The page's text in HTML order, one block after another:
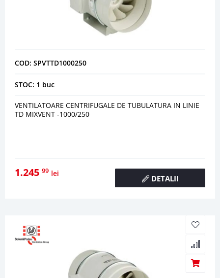
COD: SPVTTD1000250
STOC: 1 buc
VENTILATOARE CENTRIFUGALE DE TUBULATURA IN LINIE
TD MIXVENT -1000/250
1.245 99 lei
DETALII